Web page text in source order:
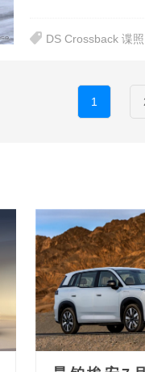
DS Crossback 谍
1